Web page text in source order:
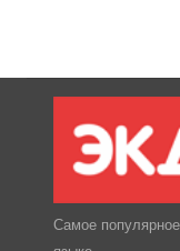
Самое